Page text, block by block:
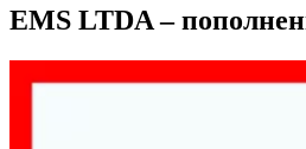
EMS LTDA –